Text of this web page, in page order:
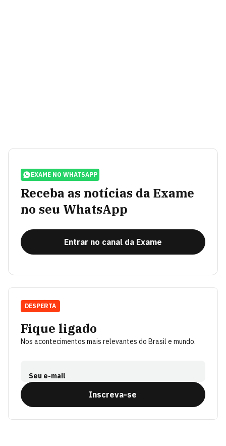
EXAME NO WHATSAPP
Receba as notícias da Exame
no seu WhatsApp
Entrar no canal da Exame
Fique ligado
Nos acontecimentos mais relevantes do Brasil e mundo.
Seu e-mail
Inscreva-se
DESPERTA